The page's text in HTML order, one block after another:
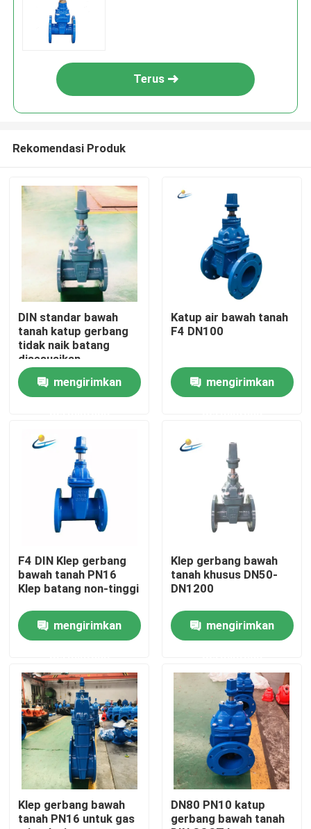
Video
Tentang kami
Hubungi kami
Berita
Kasus
Katup Gerbang DI
Terus
Rekomendasi Produk
DIN standar bawah
tanah katup gerbang
tidak naik batang
disesuaikan
mengirimkan
Katup air bawah tanah
F4 DN100
mengirimkan
F4 DIN Klep gerbang
bawah tanah PN16
Klep batang non-tinggi
mengirimkan
Klep gerbang bawah
tanah khusus DN50-
DN1200
mengirimkan
Klep gerbang bawah
tanah PN16 untuk gas
DN80 PN10 katup
gerbang bawah tanah